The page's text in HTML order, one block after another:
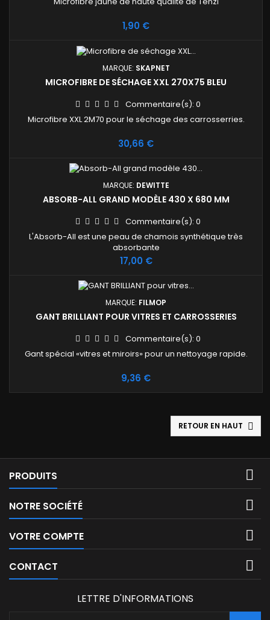
Prix
1,90 €
MARQUE: SKAPNET
MICROFIBRE DE SÉCHAGE XXL 270X75 BLEU
Commentaire(s): 0
Microfibre XXL 2M70 pour le séchage des carrosserries.
Prix
30,66 €
MARQUE: DEWITTE
ABSORB-ALL GRAND MODÈLE 430 X 680 MM
Commentaire(s): 0
L'Absorb-All est une peau de chamois synthétique très
absorbante
Prix
17,00 €
MARQUE: FILMOP
GANT BRILLIANT POUR VITRES ET CARROSSERIES
Commentaire(s): 0
Gant spécial «vitres et miroirs» pour un nettoyage rapide.
Prix
9,36 €
RETOUR EN HAUT 
PRODUITS 
NOTRE SOCIÉTÉ 
VOTRE COMPTE 
CONTACT 
LETTRE D'INFORMATIONS